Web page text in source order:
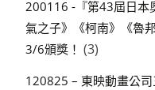
200116 -『第43屆日本
氣之子》《柯南》《魯
3/6頒獎！ (3)
120825 – 東映動畫公司